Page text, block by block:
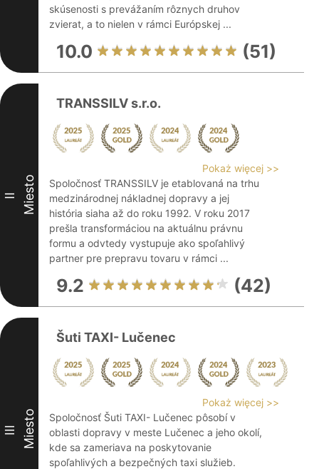
skúsenosti s prevážaním rôznych druhov
zvierat, a to nielen v rámci Európskej ...
10.0 (51)
II Miesto
TRANSSILV s.r.o.
Pokaż więcej >>
Spoločnosť TRANSSILV je etablovaná na trhu
medzinárodnej nákladnej dopravy a jej
história siaha až do roku 1992. V roku 2017
prešla transformáciou na aktuálnu právnu
formu a odvtedy vystupuje ako spoľahlivý
partner pre prepravu tovaru v rámci ...
9.2 (42)
III Miesto
Šuti TAXI- Lučenec
Pokaż więcej >>
Spoločnosť Šuti TAXI- Lučenec pôsobí v
oblasti dopravy v meste Lučenec a jeho okolí,
kde sa zameriava na poskytovanie
spoľahlivých a bezpečných taxi služieb.